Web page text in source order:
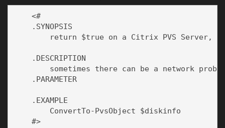
    <#
    .SYNOPSIS
return $true on a Citrix PVS Server,
    .DESCRIPTION
sometimes there can be a network
    .PARAMETER
    .EXAMPLE
        ConvertTo-PvsObject $diskinfo
    #>